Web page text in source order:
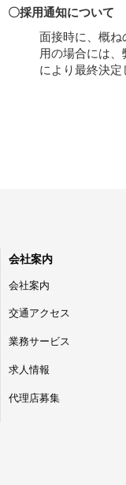
〇採用通知について
面接時に、概
用の場合には
により最終決定
会社案内
会社案内
交通アクセス
業務サービス
求人情報
代理店募集